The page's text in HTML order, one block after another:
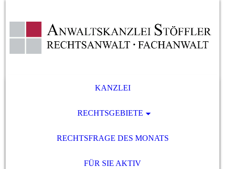
KANZLEI
RECHTSGEBIETE
RECHTSFRAGE DES MONATS
FÜR SIE AKTIV